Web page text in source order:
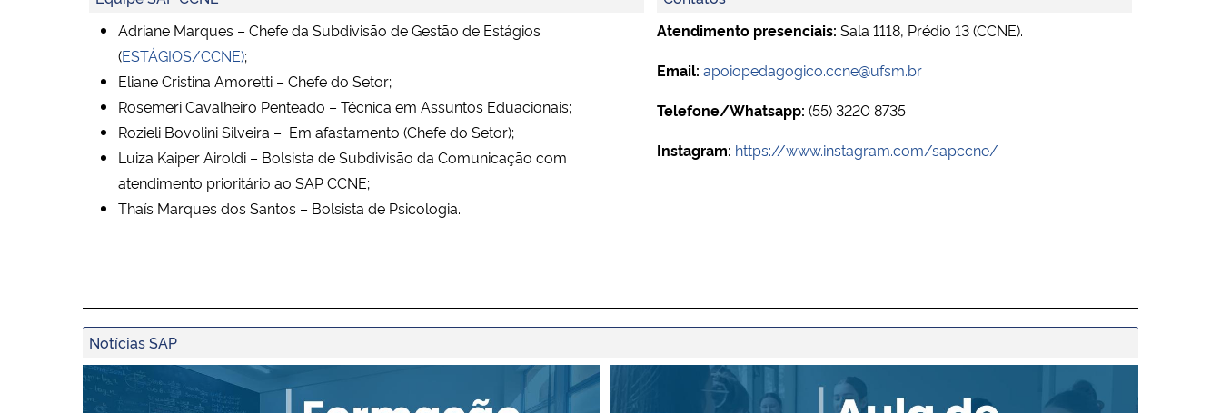
Adriane Marques – Chefe da Subdivisão de Gestão de Estágios
(ESTÁGIOS/CCNE);
Eliane Cristina Amoretti – Chefe do Setor;
Rosemeri Cavalheiro Penteado – Técnica em Assuntos Eduacionais;
Rozieli Bovolini Silveira – Em afastamento (Chefe do Setor);
Luiza Kaiper Airoldi – Bolsista de Subdivisão da Comunicação com
atendimento prioritário ao SAP CCNE;
Thaís Marques dos Santos – Bolsista de Psicologia.
Atendimento presenciais: Sala 1118, Prédio 13 (CCNE).
Email: apoiopedagogico.ccne@ufsm.br
Telefone/Whatsapp: (55) 3220 8735
Instagram: https://www.instagram.com/sapccne/
Notícias SAP
CAED promove formação para tutores do CCNE
Atividade de pilates promove momento de integração